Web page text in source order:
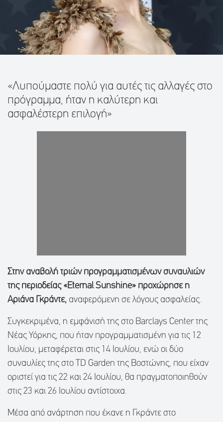
«Λυπούμαστε πολύ για αυτές τις αλλαγές στο
πρόγραμμα, ήταν η καλύτερη και
ασφαλέστερη επιλογή»
Στην αναβολή τριών προγραμματισμένων συναυλιών
της περιοδείας «Eternal Sunshine» προχώρησε η
Αριάνα Γκράντε, αναφερόμενη σε λόγους ασφαλείας.
Συγκεκριμένα, η εμφάνισή της στο Barclays Center της
Νέας Υόρκης, που ήταν προγραμματισμένη για τις 12
Ιουλίου, μεταφέρεται στις 14 Ιουλίου, ενώ οι δύο
συναυλίες της στο TD Garden της Βοστώνης, που είχαν
οριστεί για τις 22 και 24 Ιουλίου, θα πραγματοποιηθούν
στις 23 και 26 Ιουλίου αντίστοιχα.
Μέσα από ανάρτηση που έκανε η Γκράντε στο